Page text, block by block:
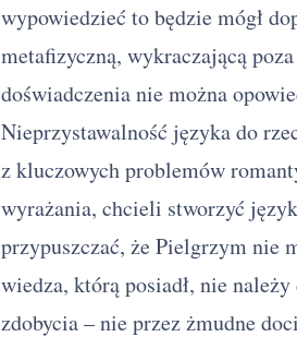
wypowiedzieć to będzie mógł
metafizyczną, wykraczającą
doświadczenia nie można
Nieprzystawalność języka do
z kluczowych problemów
wyrażania, chcieli stworzyć
przypuszczać, że Pielgrzym nie
wiedza, którą posiadł, nie
zdobycia – nie przez żmudne